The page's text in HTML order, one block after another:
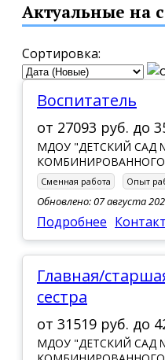
Актуальные на
Сортировка:
Воспитатель
от 27093 руб. до
МДОУ "ДЕТСКИЙ САД
Сменная работа Опыт
Обновлено: 07 августа
Подробнее
Главная/старшая медицинская
сестра
от 31519 руб. до
МДОУ "ДЕТСКИЙ САД